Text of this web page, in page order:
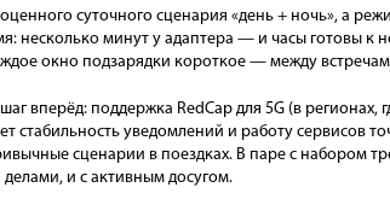
суточного сценария «день + ночь», а
несколько минут у адаптера — и часы готовы
окно подзарядки короткое — между
вперёд: поддержка RedCap для 5G (в
стабильность уведомлений и работу сервисов
сценарии в поездках. В паре с набором
и с активным досугом.